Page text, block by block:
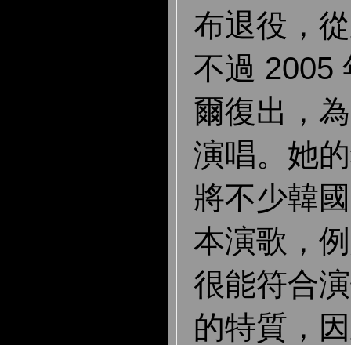
布退役，
不過 2005
爾復出，
演唱。她
將不少韓
本演歌，
很能符合
的特質，